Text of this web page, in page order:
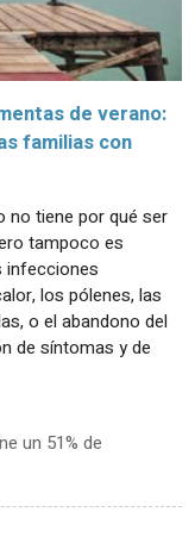
de verano:
familias con
no tiene por qué ser
tampoco es
infecciones
los pólenes, las
o el abandono del
de síntomas y de
un 51% de